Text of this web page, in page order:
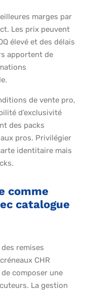
marges par
Les prix peuvent
élevé et des délais
apportent de
de vente pro,
d’exclusivité
des packs
pros. Privilégier
identitaire mais
comme
catalogue
remises
CHR
composer une
La gestion